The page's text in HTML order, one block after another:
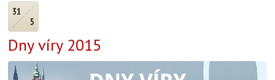
31
5
Dny víry 2015